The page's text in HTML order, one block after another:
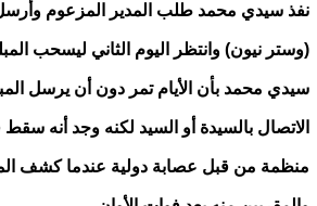
نفذ سيدي محمد طلب المدير المزعوم وأرسل
(وستر نيون) وانتظر اليوم الثاني ليسحب
سيدي محمد بأن الأيام تمر دون أن يرسل
الاتصال بالسيدة أو السيد لكنه وجد أنه
منظمة من قبل عصابة دولية عندما كشف